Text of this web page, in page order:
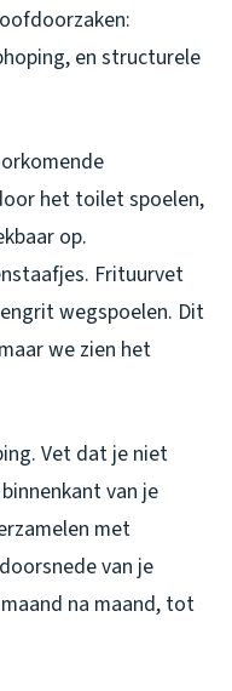
en structurele
het toilet spoelen,
op.
Frituurvet
wegspoelen. Dit
we zien het
Vet dat je niet
van je
met
van je
na maand, tot